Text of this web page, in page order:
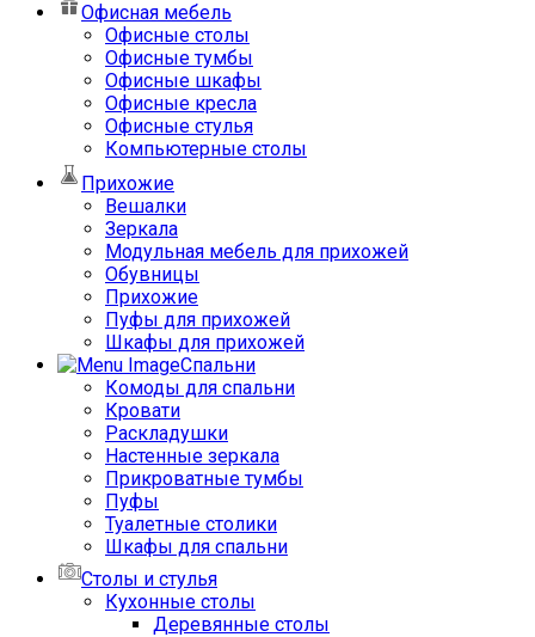
Офисная мебель
Офисные столы
Офисные тумбы
Офисные шкафы
Офисные кресла
Офисные стулья
Компьютерные столы
Прихожие
Вешалки
Зеркала
Модульная мебель для прихожей
Обувницы
Прихожие
Пуфы для прихожей
Шкафы для прихожей
Спальни
Комоды для спальни
Кровати
Раскладушки
Настенные зеркала
Прикроватные тумбы
Пуфы
Туалетные столики
Шкафы для спальни
Столы и стулья
Кухонные столы
Деревянные столы